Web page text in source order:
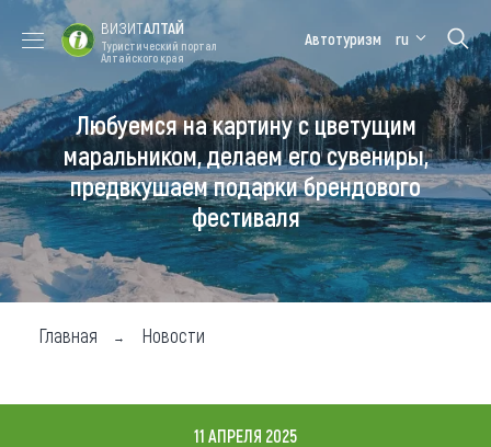
Форум VISIT
ALTAI
Цветение
маральника
Медицинский
форум
Алтайская
зимовка
Туры
Где побывать
Чем заняться
Где остановиться
ВИЗИТАЛТАЙ
Туристический портал
Алтайского края
Автотуризм ru
Любуемся на картину с цветущим
маральником, делаем его сувениры,
предвкушаем подарки брендового
фестиваля
Главная Новости
11 АПРЕЛЯ 2025